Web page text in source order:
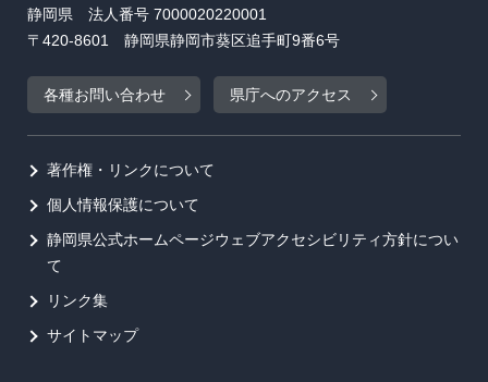
静岡県 法人番号 7000020220001
〒420-8601 静岡県静岡市葵区追手町9番6号
各種お問い合わせ 県庁へのアクセス
著作権・リンクについて
個人情報保護について
静岡県公式ホームページウェブアクセシビリティ方針につい
て
リンク集
サイトマップ